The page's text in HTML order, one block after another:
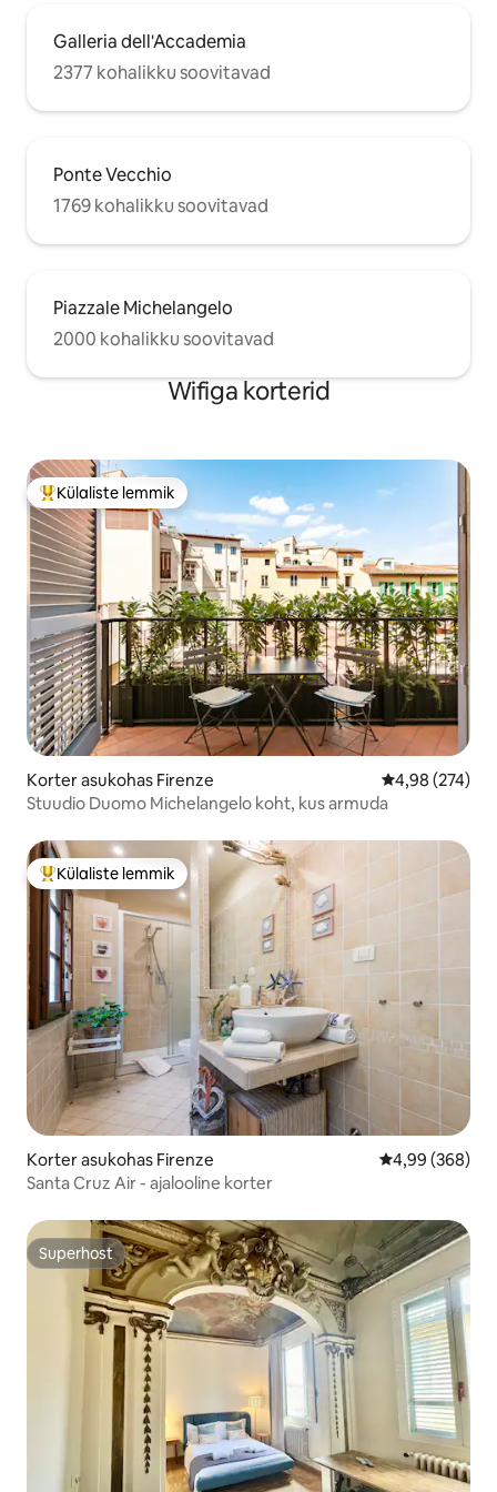
TEIL MAKSTA JALGRATTA EEST 160 €.
Täname JALUTUSKÄIGU eest: kesklinn
on vaid 15-minutilise jalutuskäigu
kaugusel. BUSSIGA: mõne sammu
Galleria dell'Accademia
2377 kohalikku soovitavad
Ponte Vecchio
1769 kohalikku soovitavad
Piazzale Michelangelo
2000 kohalikku soovitavad
Wifiga korterid
Külaliste suur lemmik
Külaliste lemmik
Korter asukohas Firenze Keskmine
4,98 (274)
Stuudio Duomo Michelangelo koht, kus armuda
Külaliste suur lemmik
Külaliste lemmik
Korter asukohas Firenze Keskmine
4,99 (368)
Santa Cruz Air - ajalooline korter
Superhost
Superhost